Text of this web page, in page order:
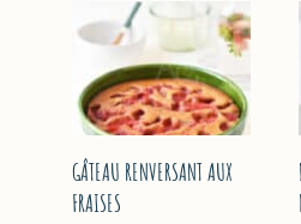
GÂTEAU RENVERSANT AUX
FRAISES